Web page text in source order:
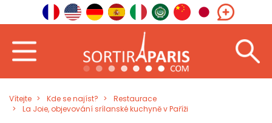
Vítejte Kde se najíst?
Restaurace
La Joie, objevování srílanské kuchyně v Paříži